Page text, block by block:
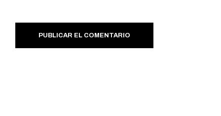
PUBLICAR EL COMENTARIO